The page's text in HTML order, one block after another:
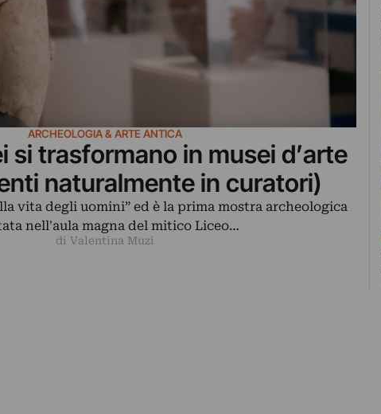
ARCHEOLOGIA & ARTE ANTICA
si trasformano in musei d’arte
naturalmente in curatori)
vita degli uomini” ed è la prima mostra archeologica
nell'aula magna del mitico Liceo…
di Valentina Muzi